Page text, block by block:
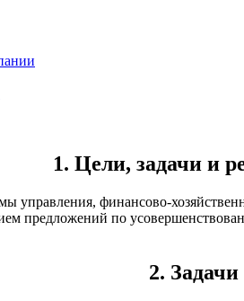
1. Цели, задачи и
управления, финансово-
предложений по
2.